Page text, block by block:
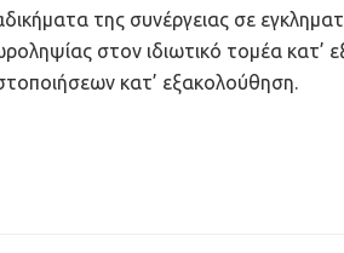
της συνέργειας σε
στον ιδιωτικό τομέα κατ’
κατ’ εξακολούθηση.